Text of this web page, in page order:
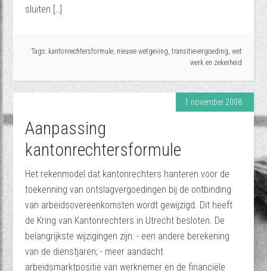
sluiten […]
Tags: kantonrechtersformule, nieuwe wetgeving, transitievergoeding, wet
werk en zekerheid
1 november 2008
Aanpassing
kantonrechtersformule
Het rekenmodel dat kantonrechters hanteren voor de
toekenning van ontslagvergoedingen bij de ontbinding
van arbeidsovereenkomsten wordt gewijzigd. Dit heeft
de Kring van Kantonrechters in Utrecht besloten. De
belangrijkste wijzigingen zijn: - een andere berekening
van de dienstjaren; - meer aandacht
arbeidsmarktpositie van werknemer en de financiële